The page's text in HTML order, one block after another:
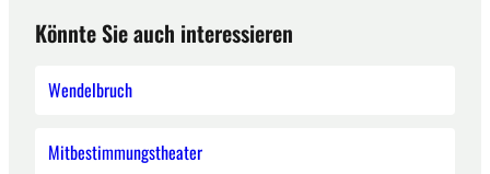
Könnte Sie auch interessieren
Wendelbruch
Mitbestimmungstheater